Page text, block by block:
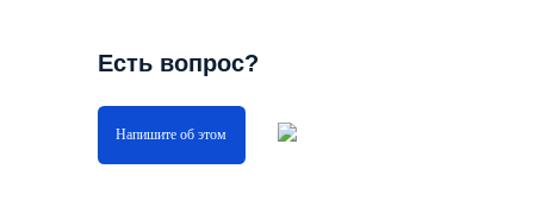
Есть вопрос?
Напишите об этом